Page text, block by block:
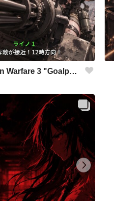
COD:Modern Warfare 3 "Goalpost"